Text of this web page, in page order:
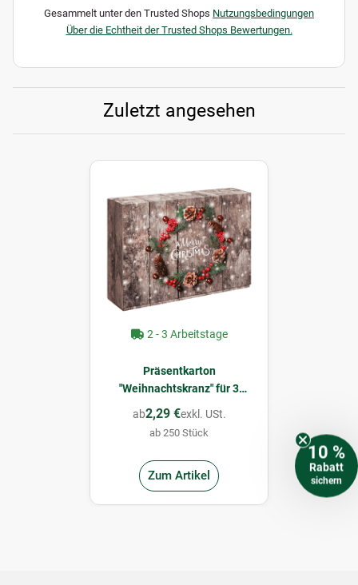
Gesammelt unter den Trusted Shops Nutzungsbedingungen
Über die Echtheit der Trusted Shops Bewertungen.
Zuletzt angesehen
2 - 3 Arbeitstage
Präsentkarton
"Weihnachtskranz" für 3
Flaschen 360 x 250 x 95 mm
ab2,29 €exkl. USt.
ab 250 Stück
Zum Artikel
10 %
Rabatt
sichern